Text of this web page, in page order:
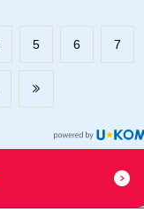
​5 ​6 ​7